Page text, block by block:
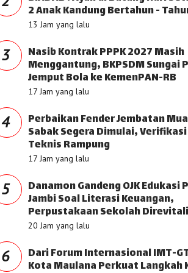
2 Anak Kandung Bertahun -
13 Jam yang lalu
3 Nasib Kontrak PPPK 2027 Masih
Menggantung, BKPSDM Sungai
Jemput Bola ke KemenPAN-RB
17 Jam yang lalu
4 Perbaikan Fender Jembatan
Sabak Segera Dimulai, Verifikasi
Teknis Rampung
17 Jam yang lalu
5 Danamon Gandeng OJK Edukasi
Jambi Soal Literasi Keuangan,
Perpustakaan Sekolah
20 Jam yang lalu
6 Dari Forum Internasional IMT-
Kota Maulana Perkuat Langkah